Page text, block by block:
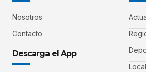
Nosotros
Contacto
Descarga el App
Local